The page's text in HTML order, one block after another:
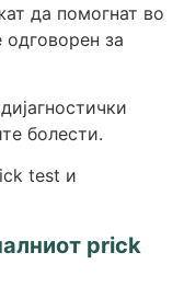
да помогнат во
одговорен за
болести.
test и
prick